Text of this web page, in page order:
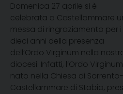
Domenica 27 aprile si è
celebrata a Castellammare
messa di ringraziamento per i
dieci anni della presenza
dell’Ordo Virginum nella
diocesi. Infatti, l’Ordo
nato nella Chiesa di Sorrento-
Castellammare di Stabia,